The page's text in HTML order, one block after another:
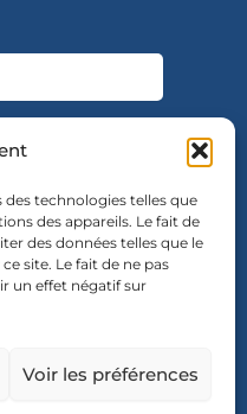
technologies telles que
des appareils. Le fait de
des données telles que le
site. Le fait de ne pas
un effet négatif sur
Voir les préférences